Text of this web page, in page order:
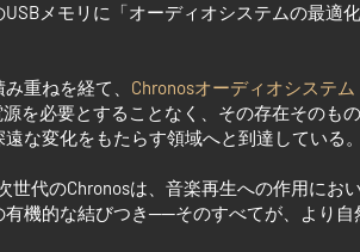
USB メモリに「オーディオシステムの最適
重ねを経て、 Chronosオーディオシステ
を必要とすることなく、その存在そのも
な変化をもたらす領域へと到達している。
世代のChronosは、音楽再生への作用にお
機的な結びつき──そのすべてが、より